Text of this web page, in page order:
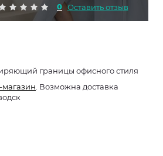
0 Оставить отзыв
границы офисного стиля
магазин . Возможна доставка